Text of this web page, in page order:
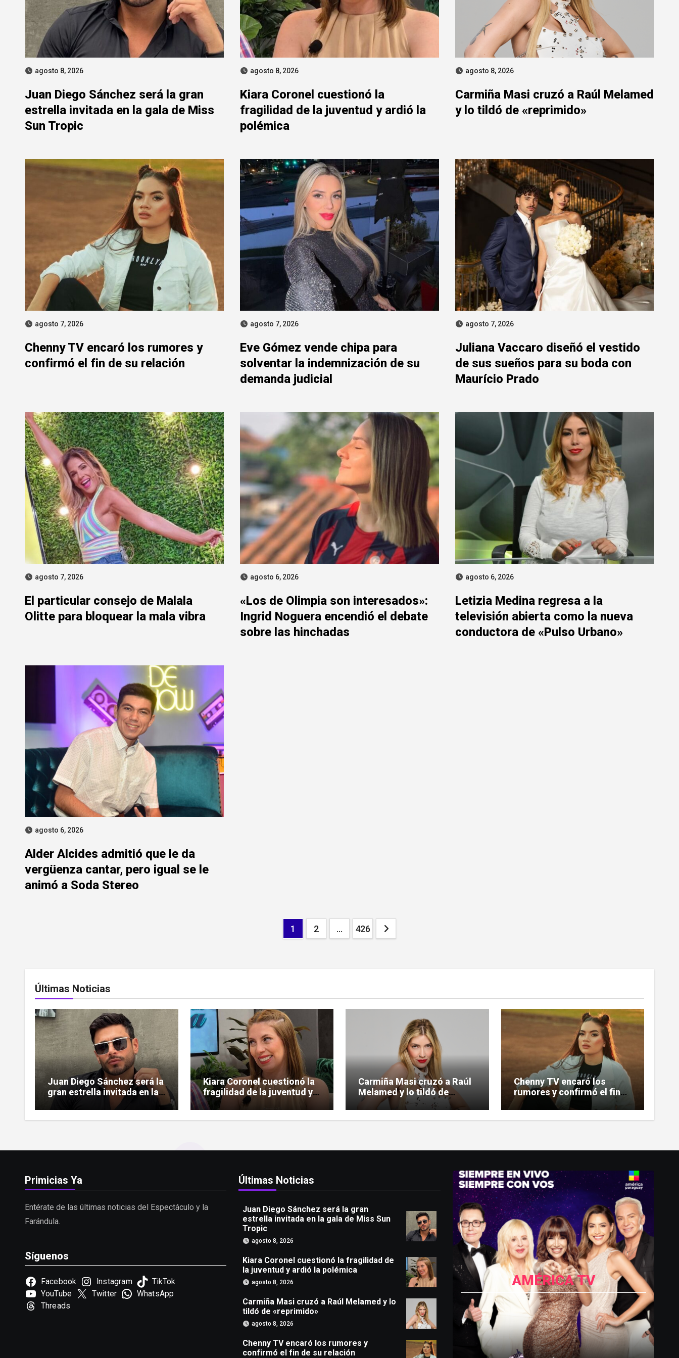
agosto 8, 2026
Juan Diego Sánchez será la gran
estrella invitada en la gala de Miss
Sun Tropic
agosto 8, 2026
Kiara Coronel cuestionó la
fragilidad de la juventud y ardió la
polémica
agosto 8, 2026
Carmiña Masi cruzó a Raúl Melamed
y lo tildó de «reprimido»
agosto 7, 2026
Chenny TV encaró los rumores y
confirmó el fin de su relación
agosto 7, 2026
Eve Gómez vende chipa para
solventar la indemnización de su
demanda judicial
agosto 7, 2026
Juliana Vaccaro diseñó el vestido
de sus sueños para su boda con
Maurício Prado
agosto 7, 2026
El particular consejo de Malala
Olitte para bloquear la mala vibra
agosto 6, 2026
«Los de Olimpia son interesados»:
Ingrid Noguera encendió el debate
sobre las hinchadas
agosto 6, 2026
Letizia Medina regresa a la
televisión abierta como la nueva
conductora de «Pulso Urbano»
agosto 6, 2026
Alder Alcides admitió que le da
vergüenza cantar, pero igual se le
animó a Soda Stereo
Paginación
1 2 … 426
Últimas Noticias
Juan Diego Sánchez será la
gran estrella invitada en la
gala de Miss Sun Tropic
Kiara Coronel cuestionó la
fragilidad de la juventud y
ardió la polémica
Carmiña Masi cruzó a Raúl
Melamed y lo tildó de
«reprimido»
Chenny TV encaró los
rumores y confirmó el fin
de su relación
Primicias Ya
Entérate de las últimas noticias del Espectáculo y la
Farándula.
Síguenos
Facebook Instagram
TikTok
YouTube
Twitter
WhatsApp
Threads
Últimas Noticias
Juan Diego Sánchez será la gran
estrella invitada en la gala de Miss Sun
Tropic
agosto 8, 2026
Kiara Coronel cuestionó la fragilidad de
la juventud y ardió la polémica
agosto 8, 2026
Carmiña Masi cruzó a Raúl Melamed y lo
tildó de «reprimido»
agosto 8, 2026
Chenny TV encaró los rumores y
confirmó el fin de su relación
AMÉRICA TV